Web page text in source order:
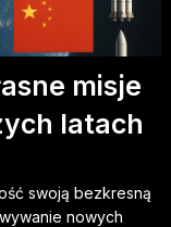
misje
latach
swoją bezkresną
nowych